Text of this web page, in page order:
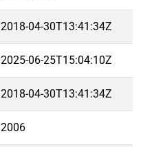
2018-04-30T13:41:34Z
2025-06-25T15:04:10Z
2018-04-30T13:41:34Z
2006